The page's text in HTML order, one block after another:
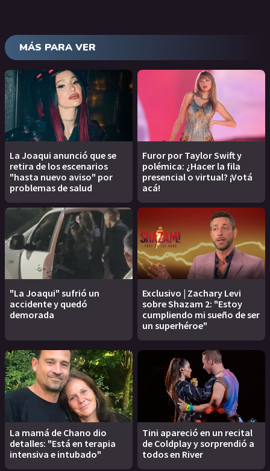
MÁS PARA VER
La Joaqui anunció que se
retira de los escenarios
"hasta nuevo aviso" por
problemas de salud
Furor por Taylor Swift y
polémica: ¿Hacer la fila
presencial o virtual? ¡Votá
acá!
"La Joaqui" sufrió un
accidente y quedó
demorada
Exclusivo | Zachary Levi
sobre Shazam 2: "Estoy
cumpliendo mi sueño de ser
un superhéroe"
La mamá de Chano dio
detalles: "Está en terapia
intensiva e intubado"
Tini apareció en un recital
de Coldplay y sorprendió a
todos en River